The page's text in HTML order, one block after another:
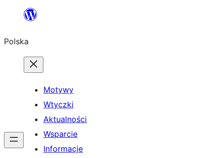
Przejdź
treści
Polska
Motywy
Wtyczki
Aktualności
Wsparcie
Informacje